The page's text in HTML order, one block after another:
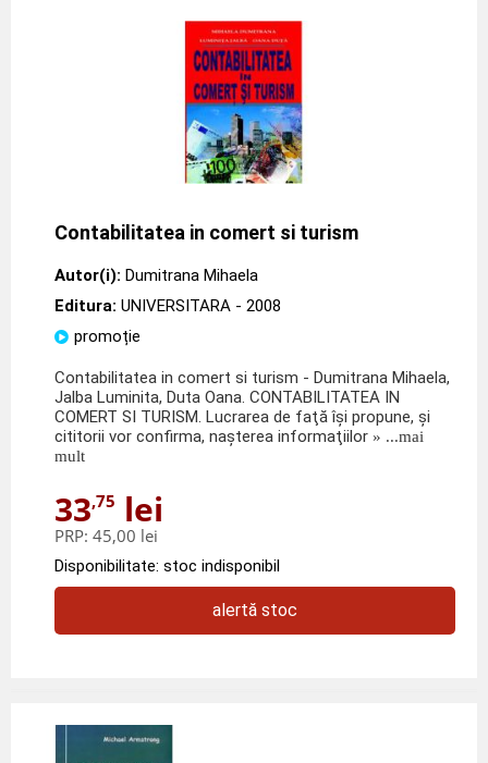
Contabilitatea in comert si turism
Autor(i): Dumitrana Mihaela
Editura: UNIVERSITARA - 2008
promoție
Contabilitatea in comert si turism - Dumitrana Mihaela,
Jalba Luminita, Duta Oana. CONTABILITATEA IN
COMERT SI TURISM. Lucrarea de faţă îşi propune, şi
cititorii vor confirma, naşterea informaţiilor » ...mai
mult
33,75 lei
PRP: 45,00 lei
Disponibilitate: stoc indisponibil
alertă stoc